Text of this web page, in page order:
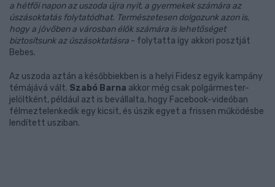
a hétfői napon az uszoda újra nyit, a gyermekek számára az
úszásoktatás folytatódhat. Természetesen dolgozunk azon is,
hogy a jövőben a városban élők számára is lehetőséget
biztosítsunk az úszásoktatásra - folytatta így akkori posztját
Bebes.
Az uszoda aztán a későbbiekben is a helyi Fidesz egyik kampány
témájává vált. Szabó Barna akkor még csak polgármester-
jelöltként, például azt is bevállalta, hogy Facebook-videóban
félmeztelenkedik egy kicsit, és úszik egyet a frissen működésbe
lendített usziban.